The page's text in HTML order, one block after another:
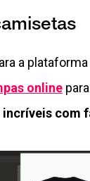
a
online para
incríveis com